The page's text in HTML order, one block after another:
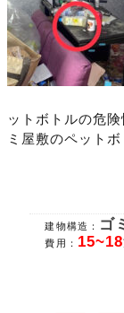
ットボトルの危
ミ屋敷のペット
建物構造： ゴ
費用： 15~18